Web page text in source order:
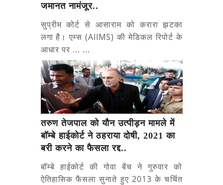
जमानत नामंजूर..
सुप्रीम कोर्ट से आसाराम को करारा झटका
लगा है। एम्स (AIIMS) की मेडिकल रिपोर्ट के
आधार पर ... ...
तरुण तेजपाल को यौन उत्पीड़न मामले में
बॉम्बे हाईकोर्ट ने ठहराया दोषी, 2021 का
बरी करने का फैसला रद्द..
बॉम्बे हाईकोर्ट की गोवा बेंच ने गुरुवार को
ऐतिहासिक फैसला सुनाते हुए 2013 के चर्चित